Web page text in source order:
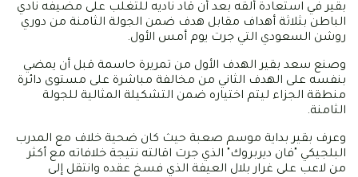
بقير في استعادة ألقه بعد أن قاد ناديه للتغلب على مضيفه نادي
الباطن بثلاثة أهداف مقابل هدف ضمن الجولة الثامنة من دوري
روشن السعودي التي جرت يوم أمس الأول.
وصنع سعد بقير الهدف الأول من تمريرة حاسمة قبل أن يمضي
بنفسه على الهدف الثاني من مخالفة مباشرة على مستوى دائرة
منطقة الجزاء ليتم اختياره ضمن التشكيلة المثالية للجولة
الثامنة.
وعرف بقير بداية موسم صعبة حيث كان ضحية خلاف مع المدرب
البلجيكي "فان ديربروك" الذي جرت اقالته نتيجة خلافاته مع أكثر
من لاعب على غرار بلال العيفة الذي فسخ عقده وانتقل إلى